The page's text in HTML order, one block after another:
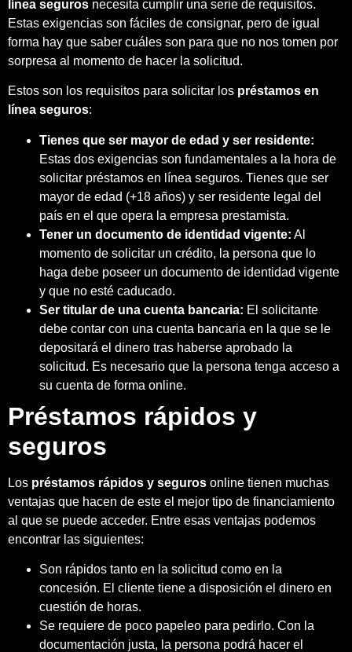
línea seguros necesita cumplir una serie de requisitos.
Estas exigencias son fáciles de consignar, pero de igual
forma hay que saber cuáles son para que no nos tomen por
sorpresa al momento de hacer la solicitud.
Estos son los requisitos para solicitar los préstamos en
línea seguros:
Tienes que ser mayor de edad y ser residente:
Estas dos exigencias son fundamentales a la hora de
solicitar préstamos en línea seguros. Tienes que ser
mayor de edad (+18 años) y ser residente legal del
país en el que opera la empresa prestamista.
Tener un documento de identidad vigente: Al
momento de solicitar un crédito, la persona que lo
haga debe poseer un documento de identidad vigente
y que no esté caducado.
Ser titular de una cuenta bancaria: El solicitante
debe contar con una cuenta bancaria en la que se le
depositará el dinero tras haberse aprobado la
solicitud. Es necesario que la persona tenga acceso a
su cuenta de forma online.
Préstamos rápidos y
seguros
Los préstamos rápidos y seguros online tienen muchas
ventajas que hacen de este el mejor tipo de financiamiento
al que se puede acceder. Entre esas ventajas podemos
encontrar las siguientes:
Son rápidos tanto en la solicitud como en la
concesión. El cliente tiene a disposición el dinero en
cuestión de horas.
Se requiere de poco papeleo para pedirlo. Con la
documentación justa, la persona podrá hacer el